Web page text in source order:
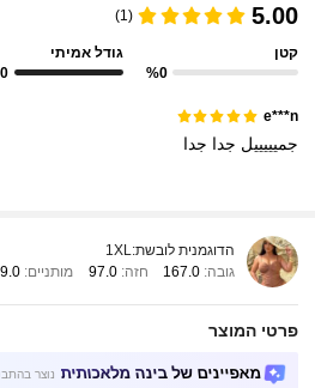
5.00
(1)
קטן
%0
גודל אמיתי
e***n
جميييييل جدا جدا
הדוגמנית לובשת: 1XL
גובה: 167.0 חזה:97.0 מותניים:
פרטי המוצר
מאפיינים של בינה מלאכותית נוצר